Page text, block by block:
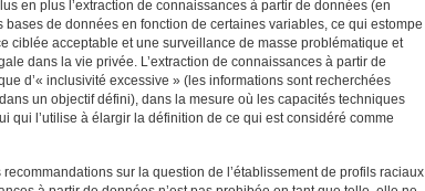
en plus l’extraction de connaissances à partir de données (en
de données en fonction de certaines variables, ce qui estompe
ciblée acceptable et une surveillance de masse problématique et
dans la vie privée. L’extraction de connaissances à partir de
d’« inclusivité excessive » (les informations sont recherchées
un objectif défini), dans la mesure où les capacités techniques
qui l’utilise à élargir la définition de ce qui est considéré comme
sur la question de l’établissement de profils raciaux